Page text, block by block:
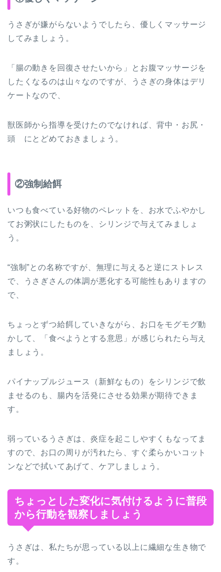
うさぎが嫌がらないようでしたら、優しくマッサージ
してみましょう。
「腸の動きを回復させたいから」とお腹マッサージを
したくなるのは山々なのですが、うさぎの身体はデリ
ケートなので、
獣医師から指導を受けたのでなければ、背中・お尻・
頭 にとどめておきましょう。
②強制給餌
いつも食べている好物のペレットを、お水でふやかし
てお粥状にしたものを、シリンジで与えてみましょ
う。
“強制”との名称ですが、無理に与えると逆にストレス
で、うさぎさんの体調が悪化する可能性もありますの
で、
ちょっとずつ給餌していきながら、お口をモグモグ動
かして、「食べようとする意思」が感じられたら与え
ましょう。
パイナップルジュース（新鮮なもの）をシリンジで飲
ませるのも、腸内を活発にさせる効果が期待できま
す。
弱っているうさぎは、炎症を起こしやすくもなってま
すので、お口の周りが汚れたら、すぐ柔らかいコット
ンなどで拭いてあげて、ケアしましょう。
ちょっとした変化に気付けるように普段
から行動を観察しましょう
うさぎは、私たちが思っている以上に繊細な生き物で
す。